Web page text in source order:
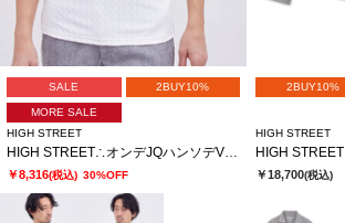
SALE 2BUY10%
MORE SALE
HIGH STREET
HIGH STREET∴オンデJQハンソデVネック
￥8,316(税込) 30%OFF
2BUY10%
HIGH STREET
￥18,700(税込)